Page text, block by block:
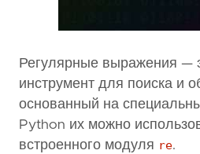
Регулярные выражения —
инструмент для поиска и
основанный на
Python их можно
встроенного модуля re.